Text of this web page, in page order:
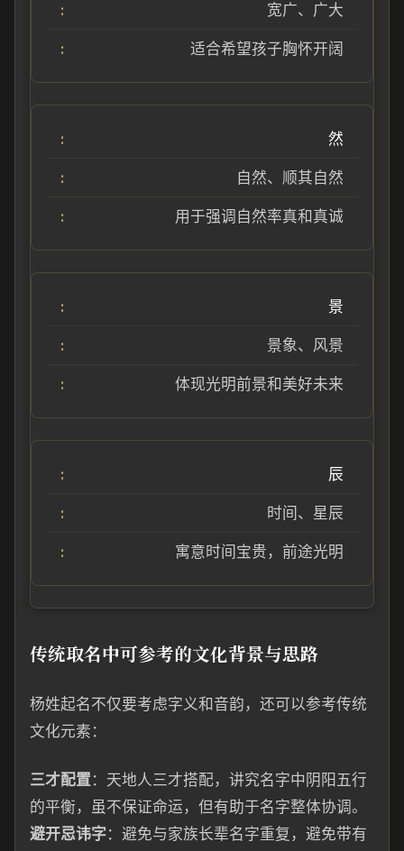
宽广、广大
适合希望孩子胸怀开阔
然
自然、顺其自然
用于强调自然率真和真诚
景
景象、风景
体现光明前景和美好未来
辰
时间、星辰
寓意时间宝贵，前途光明
传统取名中可参考的文化背景与思路
杨姓起名不仅要考虑字义和音韵，还可以参考传统
文化元素：
三才配置：天地人三才搭配，讲究名字中阴阳五行
的平衡，虽不保证命运，但有助于名字整体协调。
避开忌讳字：避免与家族长辈名字重复，避免带有